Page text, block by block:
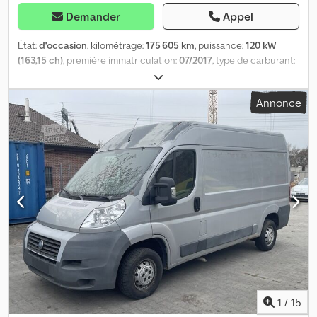
Demander Appel
État:d'occasion, kilométrage:175 605 km, puissance:120 kW
(163,15 ch), première immatriculation:07/2017, type de carburant:
, couleur:
mécanique, Équipement:ABS, a eu un accident, climatisation,
filtre à particules, programme électronique de stabilité (ESP),
verrouillage centralisé
, Équipement spécial : - Compartiment de
rangement dans le pavillon de toit de la cabine, aide au
démarrage en côte, prise remorque 13 broches, système audio
Audio 15 (radio avec écran couleur), indicateur de température
extérieure, plafonnier dans l’espace de chargement, plancher
bois dans l’espace de chargement, volant (colonne de direction
réglable mécaniquement), système de navigation Becker MAP
Pilot, traverse avec marchepied intégré, pack fumeur, roue de
secours avec pneu de roulage, support de roue de secours sous
le châssis avec cric, porte latérale coulissante à gauche espace
de chargement/habitacle, bavettes avant et arrière, sièges
cabine : banquette double passagers, siège conducteur à
suspension confort, stabilisateur arrière, stabilisateur avant
renforcé, chauffage d’appoint électrique (air). Codpfeuuwrwjx
Annonce
1 / 15